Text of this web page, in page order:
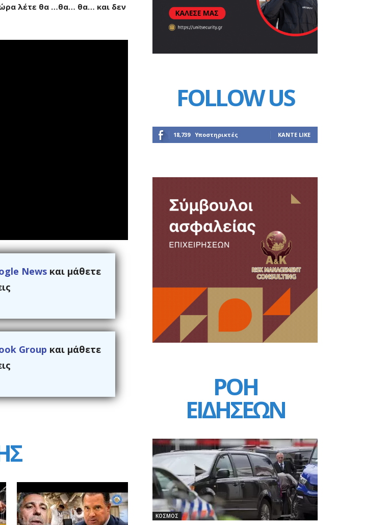
ώρα λέτε θα …θα… θα… και δεν
Newsκαι μάθετε
Group και μάθετε
FOLLOW US
18,739 Υποστηρικτές ΚΆΝΤΕ LIKE
ΡΟΗ
ΕΙΔΗΣΕΩΝ
ΚΟΣΜΟΣ